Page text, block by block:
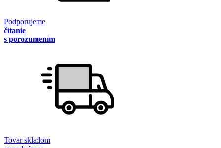
Podporujeme
čítanie
s porozumením
Tovar skladom